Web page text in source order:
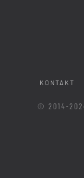
KONTAKT
© 2014-2024